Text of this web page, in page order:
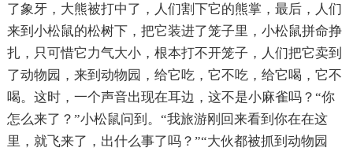
了象牙，大熊被打中了，人们割下它的熊掌，最后，人们
来到小松鼠的松树下，把它装进了笼子里，小松鼠拼命挣
扎，只可惜它力气大小，根本打不开笼子，人们把它卖到
了动物园，来到动物园，给它吃，它不吃，给它喝，它不
喝。这时，一个声音出现在耳边，这不是小麻雀吗？“你
怎么来了？”小松鼠问到。“我旅游刚回来看到你在在这
里，就飞来了，出什么事了吗？”“大伙都被抓到动物园